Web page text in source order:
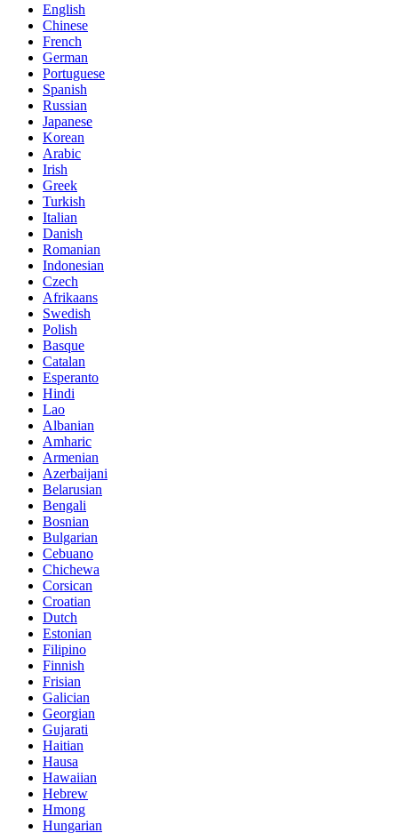
English
Chinese
French
German
Portuguese
Spanish
Russian
Japanese
Korean
Arabic
Irish
Greek
Turkish
Italian
Danish
Romanian
Indonesian
Czech
Afrikaans
Swedish
Polish
Basque
Catalan
Esperanto
Hindi
Lao
Albanian
Amharic
Armenian
Azerbaijani
Belarusian
Bengali
Bosnian
Bulgarian
Cebuano
Chichewa
Corsican
Croatian
Dutch
Estonian
Filipino
Finnish
Frisian
Galician
Georgian
Gujarati
Haitian
Hausa
Hawaiian
Hebrew
Hmong
Hungarian